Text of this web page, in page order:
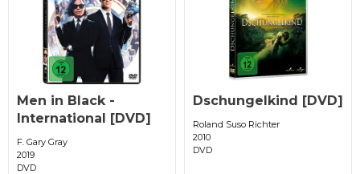
Men in Black -
International [DVD]
F. Gary Gray
2019
DVD
Dschungelkind [DVD]
Roland Suso Richter
2010
DVD